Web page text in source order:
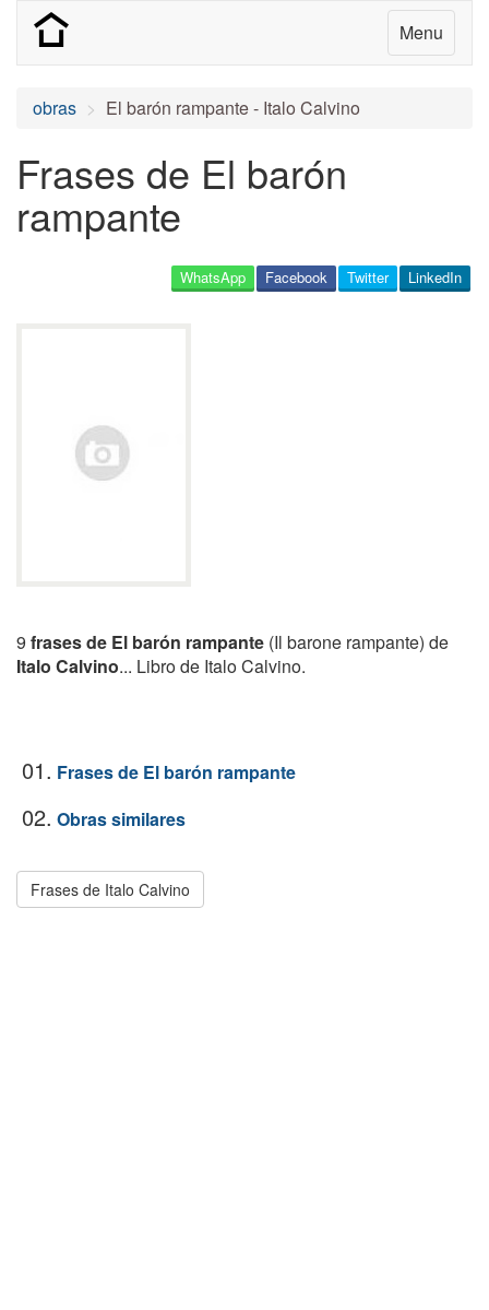
Menu
obras El barón rampante - Italo Calvino
Frases de El barón
rampante
LinkedIn
Twitter
Facebook
WhatsApp
9 frases de El barón rampante (Il barone rampante) de
Italo Calvino... Libro de Italo Calvino.
01. Frases de El barón rampante
02. Obras similares
Frases de Italo Calvino